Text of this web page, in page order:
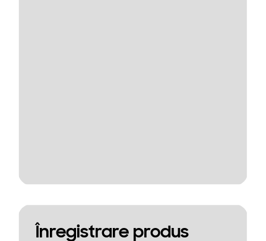
Înregistrare produs